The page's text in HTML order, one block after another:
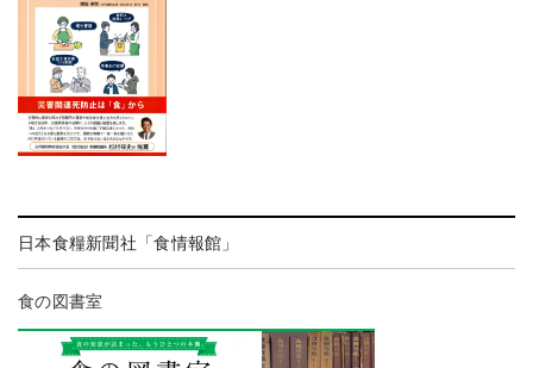
日本食糧新聞社「食情報館」
食の図書室